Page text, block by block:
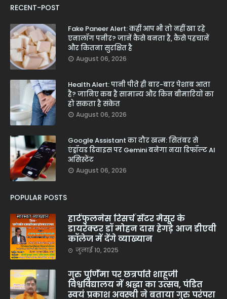
RECENT-POST
Fake Paneer Alert: कहीं आप भी तो नहीं खा रहे
एनालॉग पनीर? जानें कैसे बनता है, कैसे पहचानें
और कितना सुरक्षित है
August 06, 2026
Health Alert: पानी पीते ही बार-बार पेशाब आता
है? जानिए कब है सामान्य और किन बीमारियों का
हो सकता है संकेत
August 06, 2026
Google Assistant का दौर खत्म: सितंबर से
एंड्रॉयड डिवाइस पर Gemini बनेगा नया डिफॉल्ट AI
असिस्टेंट
August 06, 2026
POPULAR POSTS
हार्टफुलनेस रिसर्च सेंटर मैसूर के
डायरेक्टर डॉ मोहन दास हेगड़े आज डीएवी
कॉलेज में देंगे व्याख्यान
जुलाई 10, 2025
गुरु पूर्णिमा पर छत्रपति शाहूजी
विश्वविद्यालय में श्रद्धा का उत्सव, पंडित
स्वयं प्रकाश अवस्थी ने बताया गुरु परंपरा